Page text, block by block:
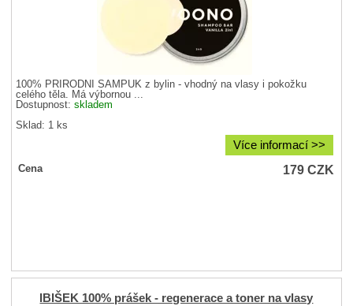
100% PŘÍRODNÍ ŠAMPUK z bylin - vhodný na vlasy i pokožku
celého těla. Má výbornou ...
Dostupnost:skladem
Sklad: 1 ks
Více informací >>
Cena 179CZK
IBIŠEK 100% prášek - regenerace a toner na vlasy